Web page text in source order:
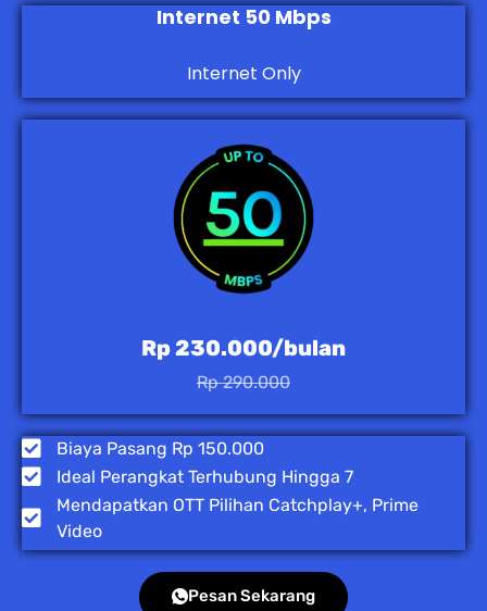
Internet 50 Mbps
Internet Only
Rp 230.000/bulan
Rp 290.000
Biaya Pasang Rp 150.000
Ideal Perangkat Terhubung Hingga 7
Mendapatkan OTT Pilihan Catchplay+, Prime
Video
Pesan Sekarang